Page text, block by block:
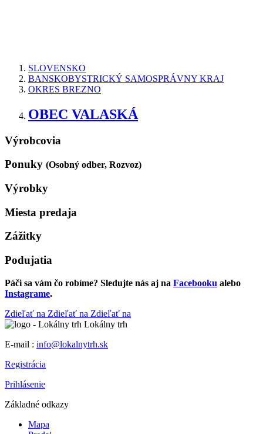
SLOVENSKO
BANSKOBYSTRICKÝ SAMOSPRÁVNY KRAJ
OKRES BREZNO
OBEC VALASKÁ
Výrobcovia
Ponuky (Osobný odber, Rozvoz)
Výrobky
Miesta predaja
Zážitky
Podujatia
Páči sa vám čo robíme? Sledujte nás aj na Facebooku alebo
Instagrame.
Zdieľať na Zdieľať na Zdieľať na
Lokálny trh
E-mail : info@lokalnytrh.sk
Registrácia
Prihlásenie
Základné odkazy
Mapa